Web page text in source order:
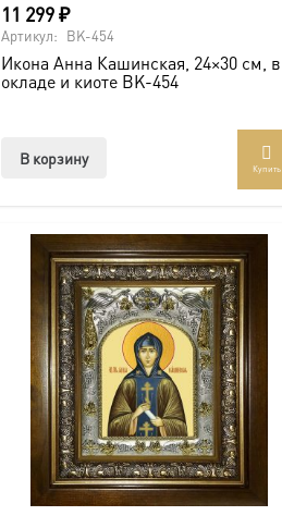
11 299₽
Артикул: BK-454
Икона Анна Кашинская, 24×30 см, в
окладе и киоте BK-454
В корзину
Купить